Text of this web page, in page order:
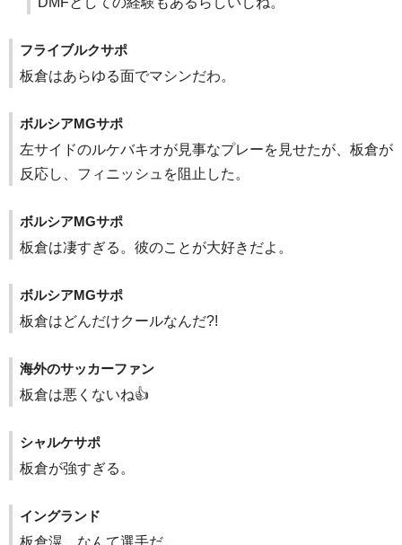
フライブルクサポ
板倉はあらゆる面でマシンだわ。
ボルシアMGサポ
左サイドのルケバキオが見事なプレーを見せたが、板倉が
反応し、フィニッシュを阻止した。
ボルシアMGサポ
板倉は凄すぎる。彼のことが大好きだよ。
ボルシアMGサポ
板倉はどんだけクールなんだ?!
海外のサッカーファン
板倉は悪くないね👍
シャルケサポ
板倉が強すぎる。
イングランド